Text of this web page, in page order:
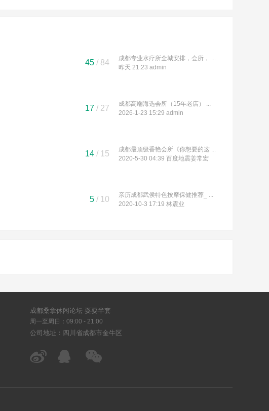
45 / 84
成都专业水疗所全城安排，会所， ...
昨天 21:23 admin
17 / 27
成都高端海选会所（15年老店） ...
2026-1-23 15:29 admin
14 / 15
成都最顶级香艳会所《你想要的这 ...
2020-5-30 04:39 百度地震姜常宏
5 / 10
亲历成都武侯特色按摩保健推荐_ ...
2020-10-3 17:19 林震业
成都桑拿休闲论坛 耍耍半套
周一至周日：09:00 - 21:00
公司地址：四川省成都市金牛区